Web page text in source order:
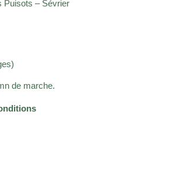
Puisots – Sévrier
de marche.